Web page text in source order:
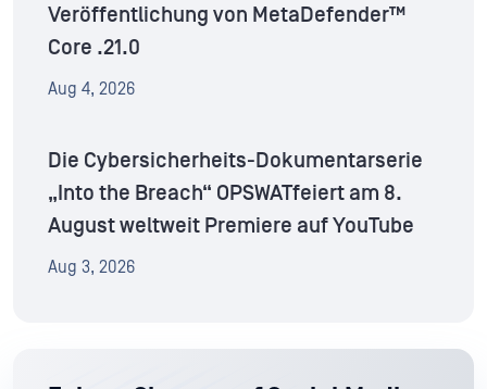
Veröffentlichung von MetaDefender™
Core .21.0
Aug 4, 2026
Die Cybersicherheits-Dokumentarserie
„Into the Breach“ OPSWATfeiert am 8.
August weltweit Premiere auf YouTube
Aug 3, 2026